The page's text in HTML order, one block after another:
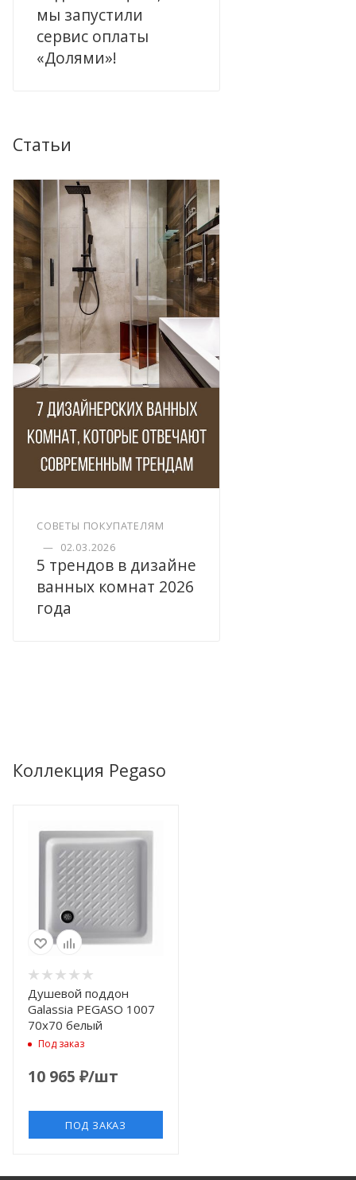
мы запустили
сервис оплаты
«Долями»!
Статьи
СОВЕТЫ ПОКУПАТЕЛЯМ
— 02.03.2026
5 трендов в дизайне
ванных комнат 2026
года
Коллекция Pegaso
Душевой поддон
Galassia PEGASO 1007
70х70 белый
Под заказ
10 965 ₽/шт
ПОД ЗАКАЗ